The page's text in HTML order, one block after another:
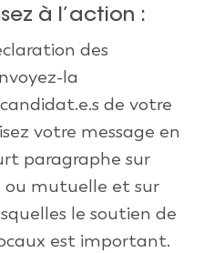
à l’action :
des
la
de votre
votre message en
paragraphe sur
ou mutuelle et sur
le soutien de
est important.